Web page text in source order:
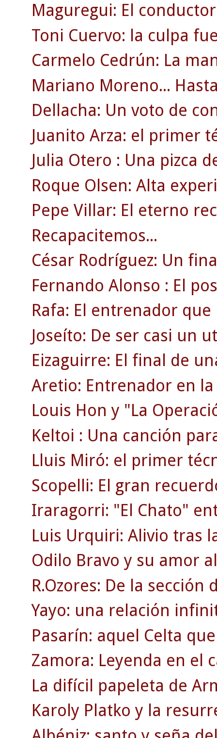
Maguregui: El
Toni Cuervo: la culpa
Carmelo Cedrún: La
Mariano Moreno...
Dellacha: Un voto de
Juanito Arza: el primer
Julia Otero : Una pizca
Roque Olsen: Alta
Pepe Villar: El eterno
Recapacitemos...
César Rodríguez: Un
Fernando Alonso : El
Rafa: El entrenador
Joseíto: De ser casi un
Eizaguirre: El final de
Aretio: Entrenador en
Louis Hon y "La
Keltoi : Una canción
Lluis Miró: el primer
Scopelli: El gran
Iraragorri: "El Chato"
Luis Urquiri: Alivio tras
Odilo Bravo y su amor
R.Ozores: De la
Yayo: una relación
Pasarín: aquel Celta
Zamora: Leyenda en el
La difícil papeleta de
Karoly Platko y la